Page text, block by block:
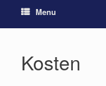
Menu
Kosten